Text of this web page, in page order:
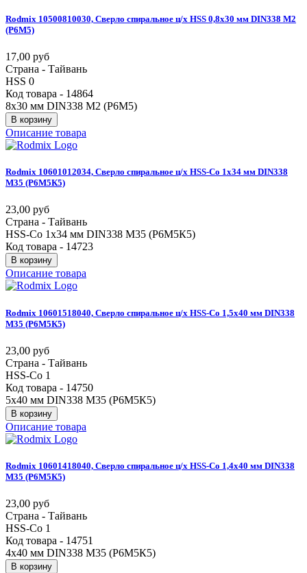
Rodmix 10500810030, Сверло спиральное ц/х HSS 0,8х30 мм DIN338 М2
(Р6М5)
17,00 руб
Страна - Тайвань
HSS 0
Код товара - 14864
8х30 мм DIN338 М2 (Р6М5)
В корзину
Описание товара
Rodmix 10601012034, Сверло спиральное ц/х HSS-Co 1х34 мм DIN338
М35 (Р6М5К5)
23,00 руб
Страна - Тайвань
HSS-Co 1х34 мм DIN338 М35 (Р6М5К5)
Код товара - 14723
В корзину
Описание товара
Rodmix 10601518040, Сверло спиральное ц/х HSS-Co 1,5х40 мм DIN338
М35 (Р6М5К5)
23,00 руб
Страна - Тайвань
HSS-Co 1
Код товара - 14750
5х40 мм DIN338 М35 (Р6М5К5)
В корзину
Описание товара
Rodmix 10601418040, Сверло спиральное ц/х HSS-Co 1,4х40 мм DIN338
М35 (Р6М5К5)
23,00 руб
Страна - Тайвань
HSS-Co 1
Код товара - 14751
4х40 мм DIN338 М35 (Р6М5К5)
В корзину